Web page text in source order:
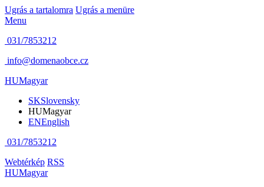
Ugrás a tartalomra Ugrás a menüre
Menu
031/7853212
info@domenaobce.cz
HUMagyar
SKSlovensky
HUMagyar
ENEnglish
031/7853212
Webtérkép RSS
HUMagyar